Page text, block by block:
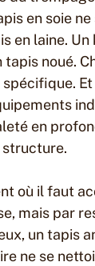
en soie
en laine.
tapis noué.
en
où il faut
mais par
un tapis
ne se